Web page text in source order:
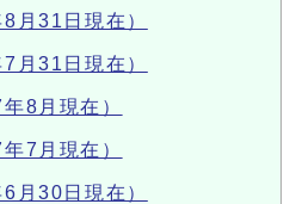
月31日現在）
月31日現在）
8月現在）
7月現在）
月30日現在）